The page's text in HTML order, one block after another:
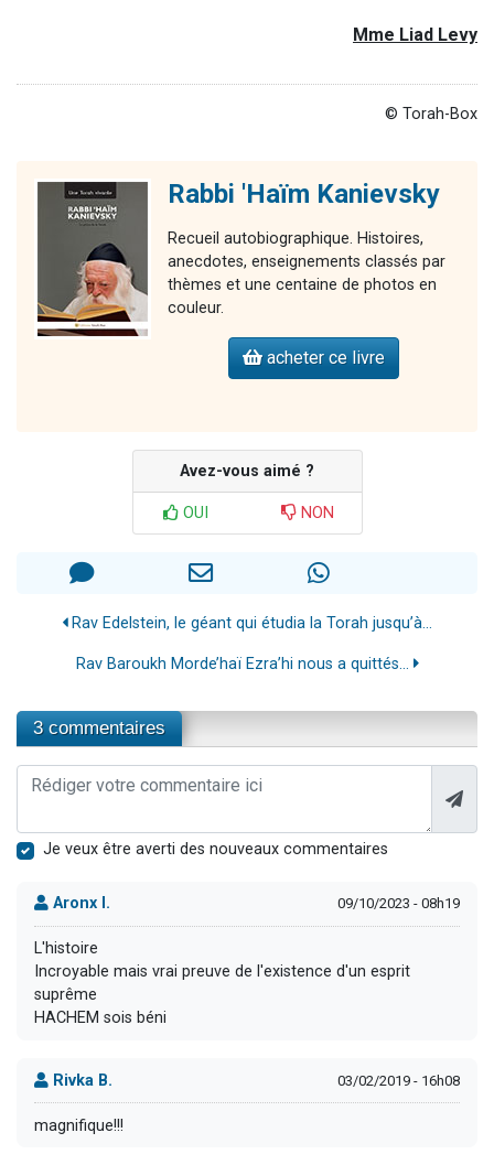
Mme Liad Levy
© Torah-Box
Rabbi 'Haïm Kanievsky
Recueil autobiographique. Histoires,
anecdotes, enseignements classés par
thèmes et une centaine de photos en
couleur.
acheter ce livre
Avez-vous aimé ?
OUI NON
Rav Edelstein, le géant qui étudia la Torah jusqu’à...
Rav Baroukh Morde’haï Ezra’hi nous a quittés…
3 commentaires
Je veux être averti des nouveaux commentaires
Aronx I. 09/10/2023 - 08h19
L'histoire
Incroyable mais vrai preuve de l'existence d'un esprit
suprême
HACHEM sois béni
Rivka B. 03/02/2019 - 16h08
magnifique!!!